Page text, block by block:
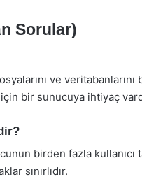
Sorular)
ve
bir sunucuya ihtiyaç
birden fazla kullanıcı
sınırlıdır.